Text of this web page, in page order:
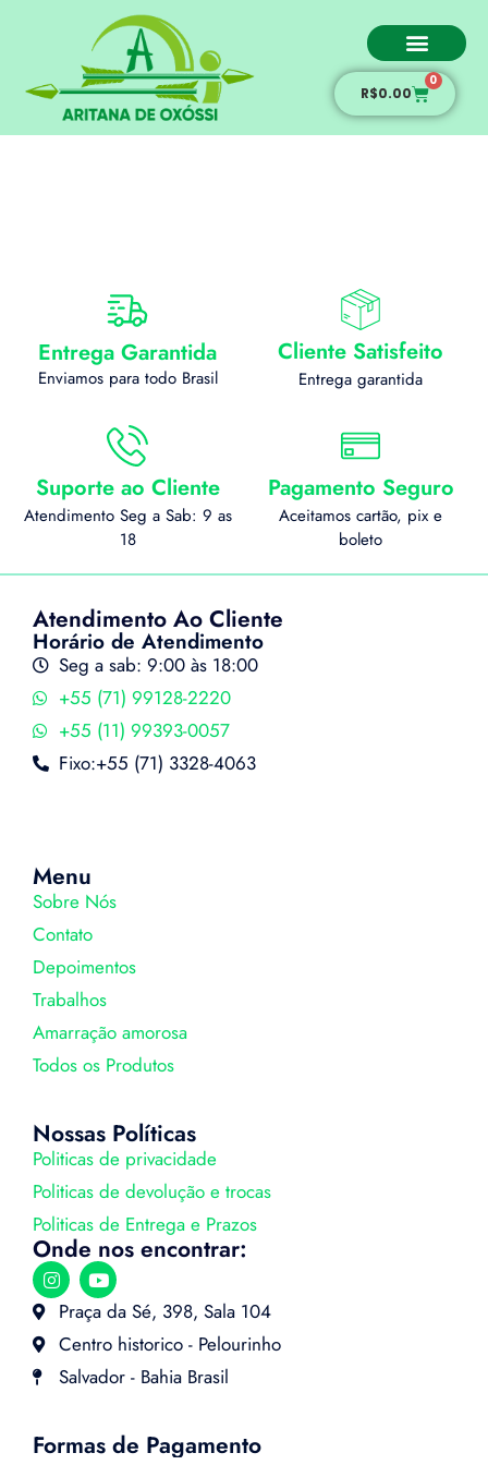
R$0.00
0
Entrega Garantida
Enviamos para todo Brasil
Cliente Satisfeito
Entrega garantida
Suporte ao Cliente
Atendimento Seg a Sab: 9 as
18
Pagamento Seguro
Aceitamos cartão, pix e
boleto
Atendimento Ao Cliente
Horário de Atendimento
Seg a sab: 9:00 às 18:00
+55 (71) 99128-2220
+55 (11) 99393-0057
Fixo:+55 (71) 3328-4063
Menu
Sobre Nós
Contato
Depoimentos
Trabalhos
Amarração amorosa
Todos os Produtos
Nossas Políticas
Politicas de privacidade
Politicas de devolução e trocas
Politicas de Entrega e Prazos
Onde nos encontrar:
Praça da Sé, 398, Sala 104
Centro historico - Pelourinho
Salvador - Bahia Brasil
Formas de Pagamento